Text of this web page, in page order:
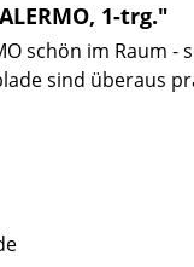
1-trg."
schön im
sind überaus